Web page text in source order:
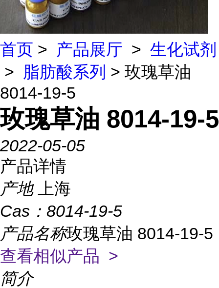
首页 > 产品展厅 > 生化试剂
> 脂肪酸系列 > 玫瑰草油
8014-19-5
玫瑰草油 8014-19-5
2022-05-05
产品详情
产地
上海
Cas： 8014-19-5
产品名称玫瑰草油 8014-19-5
查看相似产品 >
简介